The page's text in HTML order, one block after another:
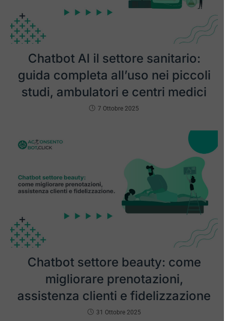
Chatbot AI il settore sanitario:
guida completa all’uso nei piccoli
studi, ambulatori e centri medici
7 Ottobre 2025
Chatbot settore beauty: come
migliorare prenotazioni,
assistenza clienti e fidelizzazione
31 Ottobre 2025